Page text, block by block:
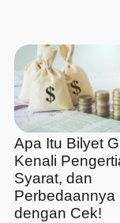
Apa Itu Bilyet
Kenali
Syarat, dan
Perbedaannya
dengan Cek!